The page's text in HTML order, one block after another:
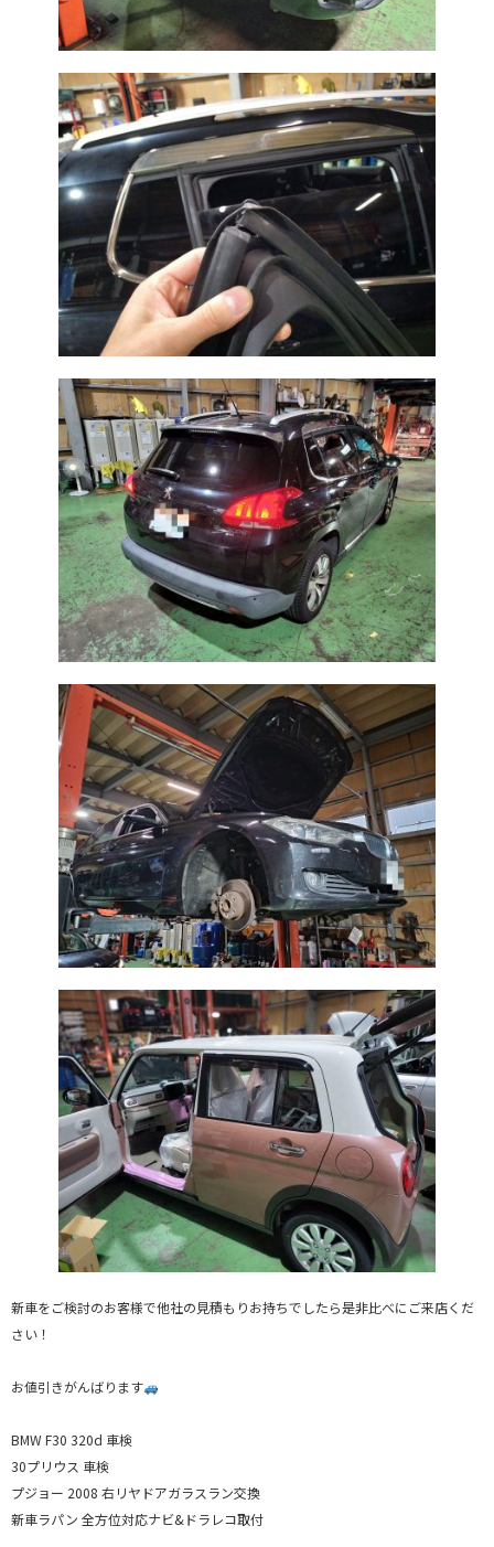
新車をご検討のお客様で他社の見積もりお持ちでしたら是非比べにご来店くだ
さい！
お値引きがんばります
BMW F30 320d 車検
30プリウス 車検
プジョー 2008 右リヤドアガラスラン交換
新車ラパン 全方位対応ナビ&ドラレコ取付